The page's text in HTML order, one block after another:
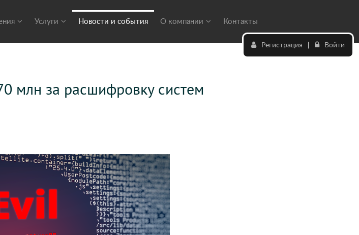
Услуги Новости и события О компании Контакты
Войти
Регистрация
млн за расшифровку систем